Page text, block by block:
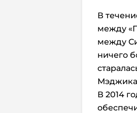
В
между
между
ничего
В 2014